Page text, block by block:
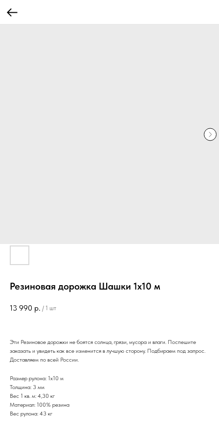
Резиновая дорожка Шашки 1х10 м
13 990 р. / 1 шт
Эти Резиновое дорожки не боятся солнца, грязи, мусора и влаги. Поспешите
заказать и увидеть как все изменится в лучшую сторону. Подбираем под запрос.
Доставляем по всей России.
Размер рулона: 1х10 м
Толщина: 3 мм
Вес 1 кв. м: 4,30 кг
Материал: 100% резина
Вес рулона: 43 кг